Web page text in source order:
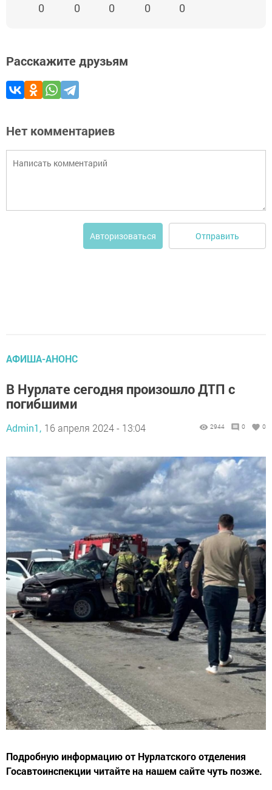
0 0 0 0 0
Расскажите друзьям
Нет комментариев
Авторизоваться Отправить
АФИША-АНОНС
В Нурлате сегодня произошло ДТП с
погибшими
Admin1, 16 апреля 2024 - 13:04 2944 0 0
Подробную информацию от Нурлатского отделения
Госавтоинспекции читайте на нашем сайте чуть позже.